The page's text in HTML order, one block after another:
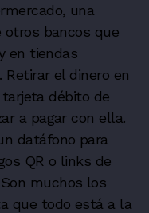
una
otros bancos que
en tiendas
el dinero en
débito de
a pagar con ella.
datáfono para
QR o links de
muchos los
que todo está a la